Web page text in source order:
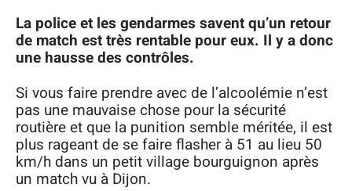
La police et les gendarmes savent qu’un retour
de match est très rentable pour eux. Il y a donc
une hausse des contrôles.
Si vous faire prendre avec de l’alcoolémie n’est
pas une mauvaise chose pour la sécurité
routière et que la punition semble méritée, il est
plus rageant de se faire flasher à 51 au lieu 50
km/h dans un petit village bourguignon après
un match vu à Dijon.